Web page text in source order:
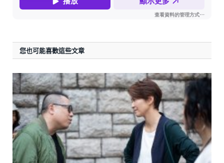
您也可能喜歡這些文章